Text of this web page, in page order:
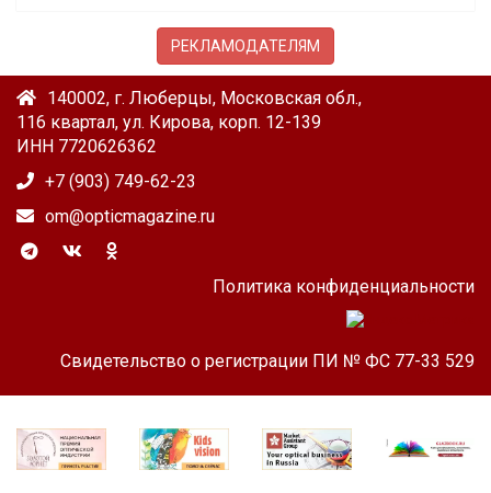
РЕКЛАМОДАТЕЛЯМ
140002, г. Люберцы, Московская обл.,
116 квартал, ул. Кирова, корп. 12-139
ИНН 7720626362
+7 (903) 749-62-23
om@opticmagazine.ru
Политика конфиденциальности
Свидетельство о регистрации ПИ № ФС 77-33 529